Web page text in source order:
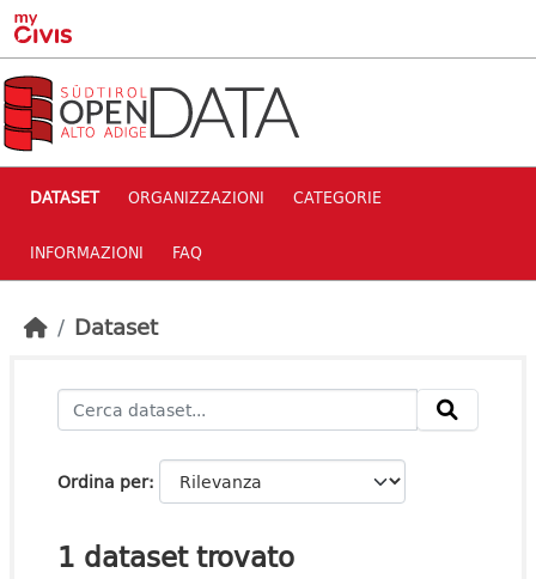
Skip to main content
DATASET ORGANIZZAZIONI CATEGORIE
INFORMAZIONI FAQ
Dataset
Ordina per
1 dataset trovato